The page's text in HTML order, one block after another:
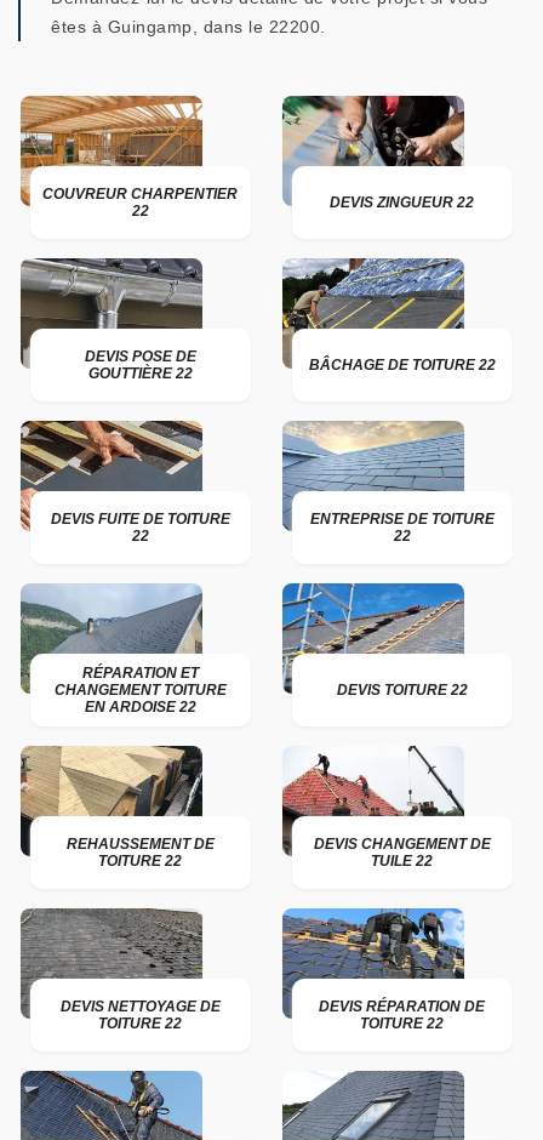
êtes à Guingamp, dans le 22200.
COUVREUR CHARPENTIER
22
DEVIS ZINGUEUR 22
DEVIS POSE DE
GOUTTIÈRE 22
BÂCHAGE DE TOITURE 22
DEVIS FUITE DE TOITURE
22
ENTREPRISE DE TOITURE
22
RÉPARATION ET
CHANGEMENT TOITURE
EN ARDOISE 22
DEVIS TOITURE 22
REHAUSSEMENT DE
TOITURE 22
DEVIS CHANGEMENT DE
TUILE 22
DEVIS NETTOYAGE DE
TOITURE 22
DEVIS RÉPARATION DE
TOITURE 22